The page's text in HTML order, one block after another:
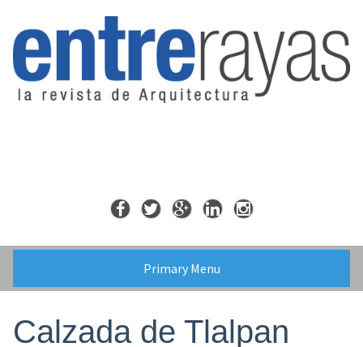
content
Primary Menu
Calzada de Tlalpan